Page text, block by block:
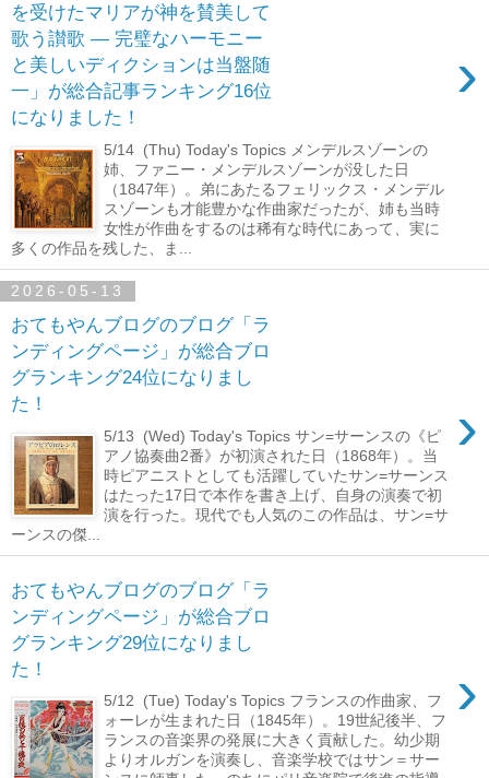
を受けたマリアが神を賛美して
歌う讃歌 ― 完璧なハーモニー
と美しいディクションは当盤随
一」が総合記事ランキング16位
になりました！
›
5/14 (Thu) Today's Topics メンデルスゾーンの
姉、ファニー・メンデルスゾーンが没した日
（1847年）。弟にあたるフェリックス・メンデル
スゾーンも才能豊かな作曲家だったが、姉も当時
女性が作曲をするのは稀有な時代にあって、実に
多くの作品を残した、ま...
2026-05-13
おてもやんブログのブログ「ラ
ンディングページ」が総合ブロ
グランキング24位になりまし
た！
›
5/13 (Wed) Today's Topics サン=サーンスの《ピ
アノ協奏曲2番》が初演された日（1868年）。当
時ピアニストとしても活躍していたサン=サーンス
はたった17日で本作を書き上げ、自身の演奏で初
演を行った。現代でも人気のこの作品は、サン=サ
ーンスの傑...
おてもやんブログのブログ「ラ
ンディングページ」が総合ブロ
グランキング29位になりまし
た！
›
5/12 (Tue) Today's Topics フランスの作曲家、フ
ォーレが生まれた日（1845年）。19世紀後半、フ
ランスの音楽界の発展に大きく貢献した。幼少期
よりオルガンを演奏し、音楽学校ではサン＝サー